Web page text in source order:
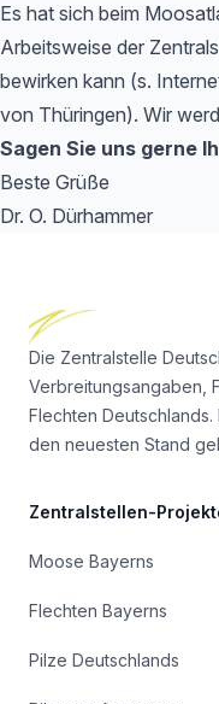
Es hat sich beim
Arbeitsweise der
bewirken kann (s.
von Thüringen). Wir
Sagen Sie uns gerne
Beste Grüße
Dr. O. Dürhammer
Die Zentralstelle
Verbreitungsangaben,
Flechten
den neuesten Stand
Zentralstellen-
Moose Bayerns
Flechten Bayerns
Pilze Deutschlands